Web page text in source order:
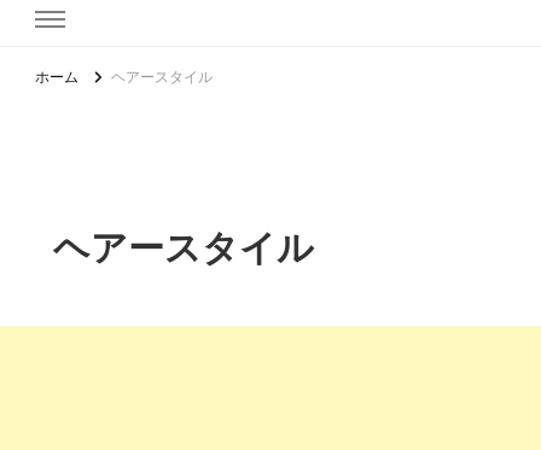
ホーム ヘアースタイル
ヘアースタイル